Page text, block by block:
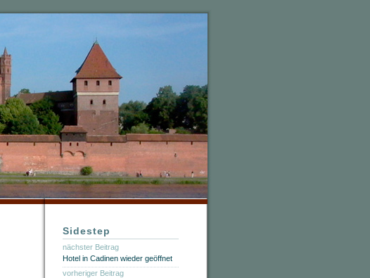
Sidestep
nächster Beitrag
Hotel in Cadinen wieder geöffnet
vorheriger Beitrag